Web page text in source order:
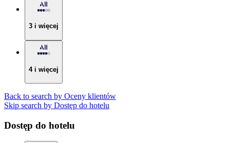
3 i więcej
4 i więcej
Back to search by Oceny klientów
Skip search by Dostęp do hotelu
Dostęp do hotelu